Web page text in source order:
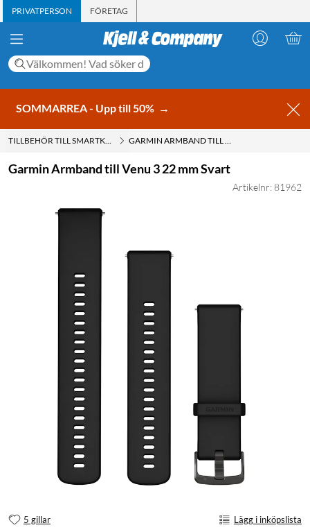
PRIVATPERSON FÖRETAG
SOMMARREA - Upp till 50% →
TILLBEHÖR TILL SMARTKLOCKOR GARMIN ARMBAND TILL VENU 3 22 MM SVART
Garmin Armband till Venu 3 22 mm Svart
Artikelnr: 81962
5 gillar Lägg i inköpslista